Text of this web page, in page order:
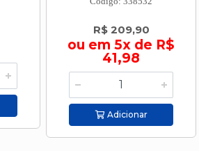
R$ 209,90
ou em 5x de R$
41,98
Adicionar